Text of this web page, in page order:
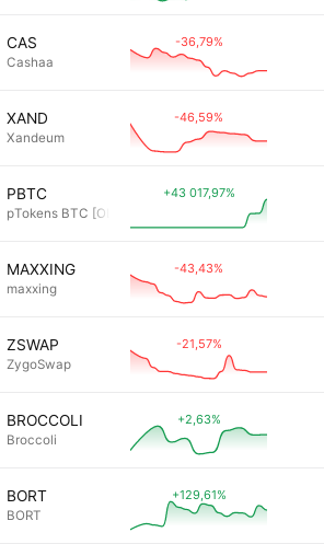
Cashaa
-36,79%
XAND
Xandeum
-46,59%
PBTC
pTokens BTC [OLD]
+43 017,97%
MAXXING
maxxing
-43,43%
ZSWAP
ZygoSwap
-21,57%
BROCCOLI
Broccoli
+2,63%
BORT
BORT
+129,61%